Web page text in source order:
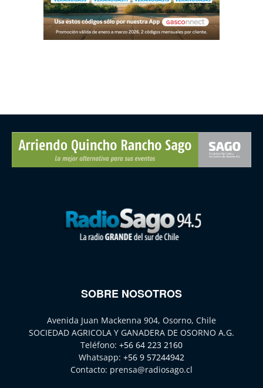
SOBRE NOSOTROS
Avenida Juan Mackenna 904, Osorno, Chile
SOCIEDAD AGRICOLA Y GANADERA DE OSORNO A.G.
Teléfono: +56 64 223 2160
Whatsapp: +56 9 57244942
Contacto: prensa@radiosago.cl